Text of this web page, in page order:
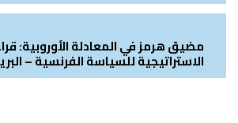
مضيق هرمز في المعادلة الأوروبية:
الاستراتيجية للسياسة الفرنسية –